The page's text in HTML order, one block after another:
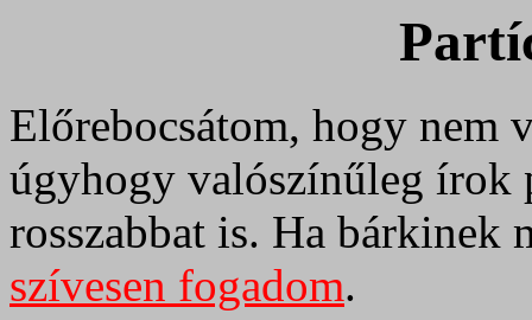
Előrebocsátom, hogy nem
úgyhogy valószínűleg írok
rosszabbat is. Ha bárkinek
szívesen fogadom.